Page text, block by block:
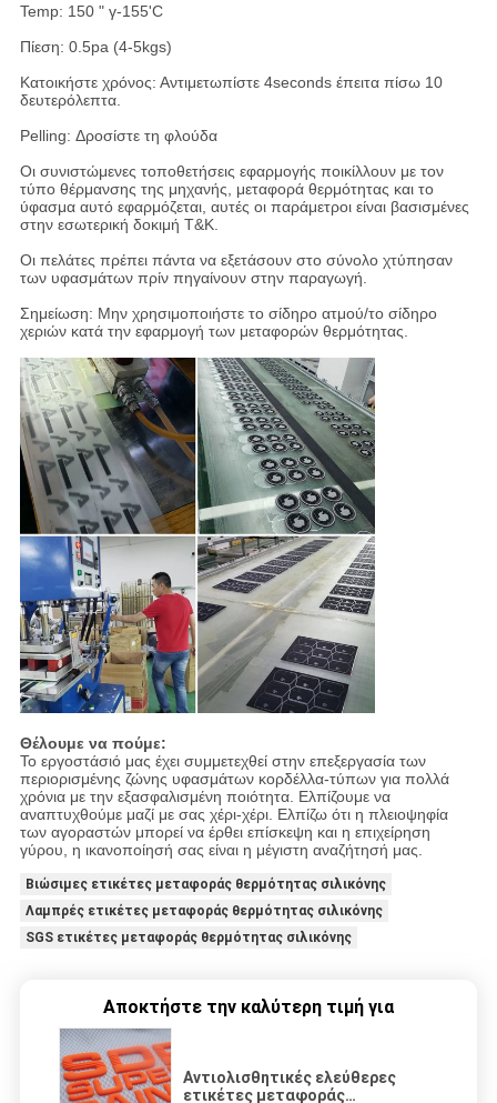
Temp: 150 " γ-155'C
Πίεση: 0.5pa (4-5kgs)
Κατοικήστε χρόνος: Αντιμετωπίστε 4seconds έπειτα πίσω 10
δευτερόλεπτα.
Pelling: Δροσίστε τη φλούδα
Οι συνιστώμενες τοποθετήσεις εφαρμογής ποικίλλουν με τον
τύπο θέρμανσης της μηχανής, μεταφορά θερμότητας και το
ύφασμα αυτό εφαρμόζεται, αυτές οι παράμετροι είναι βασισμένες
στην εσωτερική δοκιμή T&K.
Οι πελάτες πρέπει πάντα να εξετάσουν στο σύνολο χτύπησαν
των υφασμάτων πρίν πηγαίνουν στην παραγωγή.
Σημείωση: Μην χρησιμοποιήστε το σίδηρο ατμού/το σίδηρο
χεριών κατά την εφαρμογή των μεταφορών θερμότητας.
Θέλουμε να πούμε:
Το εργοστάσιό μας έχει συμμετεχθεί στην επεξεργασία των
περιορισμένης ζώνης υφασμάτων κορδέλλα-τύπων για πολλά
χρόνια με την εξασφαλισμένη ποιότητα. Ελπίζουμε να
αναπτυχθούμε μαζί με σας χέρι-χέρι. Ελπίζω ότι η πλειοψηφία
των αγοραστών μπορεί να έρθει επίσκεψη και η επιχείρηση
γύρου, η ικανοποίησή σας είναι η μέγιστη αναζήτησή μας.
Βιώσιμες ετικέτες μεταφοράς θερμότητας σιλικόνης
Λαμπρές ετικέτες μεταφοράς θερμότητας σιλικόνης
SGS ετικέτες μεταφοράς θερμότητας σιλικόνης
Αποκτήστε την καλύτερη τιμή για
Αντιολισθητικές ελεύθερες
ετικέτες μεταφοράς